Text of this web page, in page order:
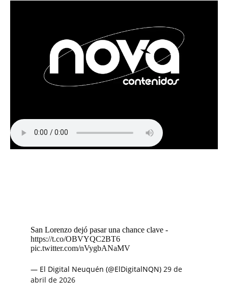
San Lorenzo dejó pasar una chance clave -
https://t.co/OBVYQC2BT6
pic.twitter.com/nVygbANaMV
— El Digital Neuquén (@ElDigitalNQN) 29 de
abril de 2026